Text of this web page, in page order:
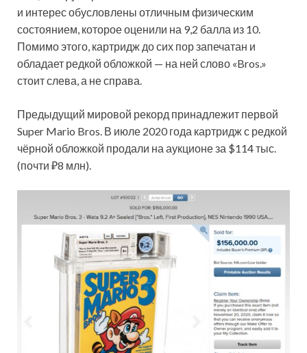
и интерес обусловлены отличным физическим
состоянием, которое оценили на 9,2 балла из 10.
Помимо этого, картридж до сих пор запечатан и
обладает редкой обложкой — на ней слово «Bros.»
стоит слева, а не справа.
Предыдущий мировой рекорд принадлежит первой
Super Mario Bros. В июле 2020 года картридж с редкой
чёрной обложкой продали на аукционе за $114 тыс.
(почти ₽8 млн).